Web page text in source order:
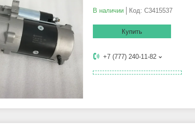
В наличии Код: С3415537
Купить
+7 (777) 240-11-82